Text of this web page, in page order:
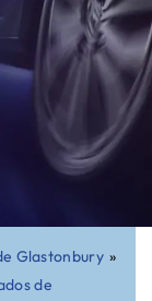
Glastonbury »
de